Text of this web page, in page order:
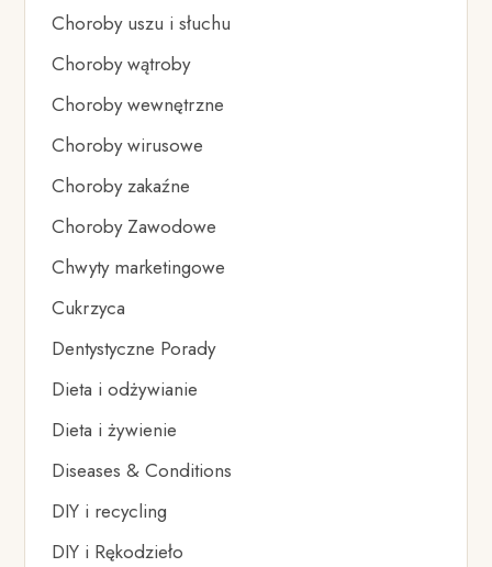
Choroby uszu i słuchu
Choroby wątroby
Choroby wewnętrzne
Choroby wirusowe
Choroby zakaźne
Choroby Zawodowe
Chwyty marketingowe
Cukrzyca
Dentystyczne Porady
Dieta i odżywianie
Dieta i żywienie
Diseases & Conditions
DIY i recycling
DIY i Rękodzieło